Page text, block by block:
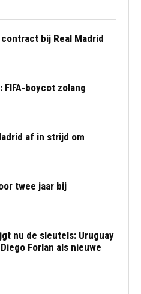
bij Real Madrid
FIFA-boycot zolang
af in strijd om
twee jaar bij
nu de sleutels: Uruguay
Forlan als nieuwe